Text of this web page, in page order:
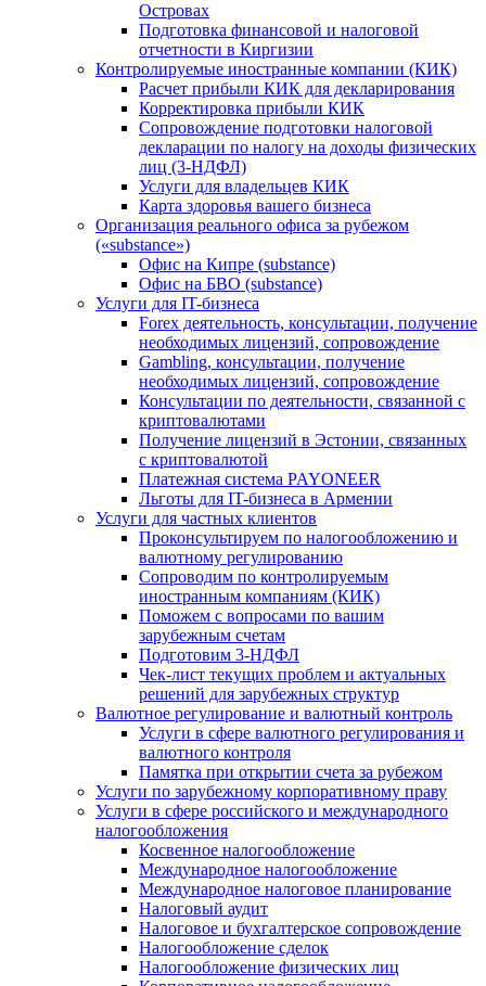
Островах
Подготовка финансовой и налоговой
отчетности в Киргизии
Контролируемые иностранные компании (КИК)
Расчет прибыли КИК для декларирования
Корректировка прибыли КИК
Сопровождение подготовки налоговой
декларации по налогу на доходы физических
лиц (3-НДФЛ)
Услуги для владельцев КИК
Карта здоровья вашего бизнеса
Организация реального офиса за рубежом
(«substance»)
Офис на Кипре (substance)
Офис на БВО (substance)
Услуги для IT-бизнеса
Forex деятельность, консультации, получение
необходимых лицензий, сопровождение
Gambling, консультации, получение
необходимых лицензий, сопровождение
Консультации по деятельности, связанной с
криптовалютами
Получение лицензий в Эстонии, связанных
с криптовалютой
Платежная система PAYONEER
Льготы для IT-бизнеса в Армении
Услуги для частных клиентов
Проконсультируем по налогообложению и
валютному регулированию
Сопроводим по контролируемым
иностранным компаниям (КИК)
Поможем с вопросами по вашим
зарубежным счетам
Подготовим 3-НДФЛ
Чек-лист текущих проблем и актуальных
решений для зарубежных структур
Валютное регулирование и валютный контроль
Услуги в сфере валютного регулирования и
валютного контроля
Памятка при открытии счета за рубежом
Услуги по зарубежному корпоративному праву
Услуги в сфере российского и международного
налогообложения
Косвенное налогообложение
Международное налогообложение
Международное налоговое планирование
Налоговый аудит
Налоговое и бухгалтерское сопровождение
Налогообложение сделок
Налогообложение физических лиц